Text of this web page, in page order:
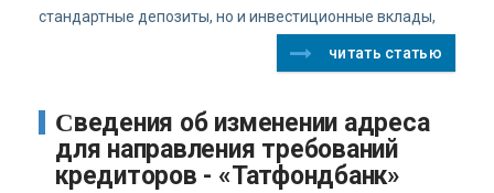
стандартные депозиты, но и инвестиционные вклады,
читать статью
Сведения об изменении адреса
для направления требований
кредиторов - «Татфондбанк»